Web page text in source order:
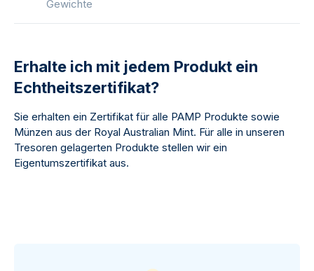
Gewichte
Erhalte ich mit jedem Produkt ein
Echtheitszertifikat?
Sie erhalten ein Zertifikat für alle PAMP Produkte sowie
Münzen aus der Royal Australian Mint. Für alle in unseren
Tresoren gelagerten Produkte stellen wir ein
Eigentumszertifikat aus.